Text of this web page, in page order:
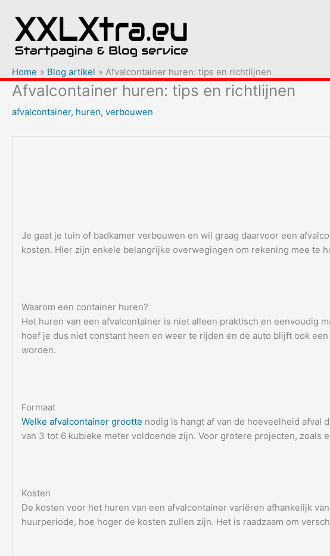
naar
inhoud
Home Blog artikel Afvalcontainer huren: tips en richtlijnen
Afvalcontainer huren: tips en richtlijnen
afvalcontainer, huren, verbouwen
Je gaat je tuin of badkamer verbouwen en wil graag daarvoor een
kosten. Hier zijn enkele belangrijke overwegingen om rekening mee te
Waarom een container huren?
Het huren van een afvalcontainer is niet alleen praktisch en eenvoudig
hoef je dus niet constant heen en weer te rijden en de auto blijft ook
worden.
Formaat
Welke afvalcontainer grootte nodig is hangt af van de hoeveelheid afval
van 3 tot 6 kubieke meter voldoende zijn. Voor grotere projecten, zoals
Kosten
De kosten voor het huren van een afvalcontainer variëren afhankelijk
huurperiode, hoe hoger de kosten zullen zijn. Het is raadzaam om